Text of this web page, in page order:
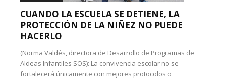
CUANDO LA ESCUELA SE DETIENE, LA
PROTECCIÓN DE LA NIÑEZ NO PUEDE
HACERLO
(Norma Valdés, directora de Desarrollo de Programas de
Aldeas Infantiles SOS): La convivencia escolar no se
fortalecerá únicamente con mejores protocolos o